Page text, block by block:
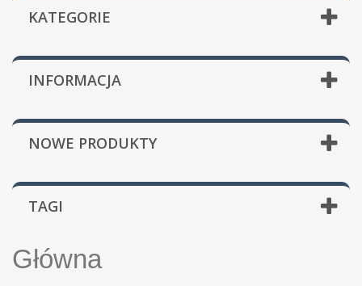
KATEGORIE
INFORMACJA
NOWE PRODUKTY
TAGI
Główna